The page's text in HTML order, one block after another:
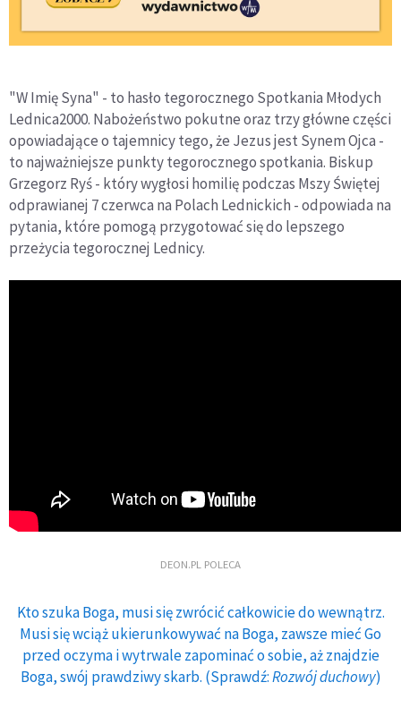
"W Imię Syna" - to hasło tegorocznego Spotkania Młodych
Lednica2000. Nabożeństwo pokutne oraz trzy główne części
opowiadające o tajemnicy tego, że Jezus jest Synem Ojca -
to najważniejsze punkty tegorocznego spotkania. Biskup
Grzegorz Ryś - który wygłosi homilię podczas Mszy Świętej
odprawianej 7 czerwca na Polach Lednickich - odpowiada na
pytania, które pomogą przygotować się do lepszego
przeżycia tegorocznej Lednicy.
DEON.PL POLECA
Kto szuka Boga, musi się zwrócić całkowicie do wewnątrz.
Musi się wciąż ukierunkowywać na Boga, zawsze mieć Go
przed oczyma i wytrwale zapominać o sobie, aż znajdzie
Boga, swój prawdziwy skarb. (Sprawdź:Rozwój duchowy)